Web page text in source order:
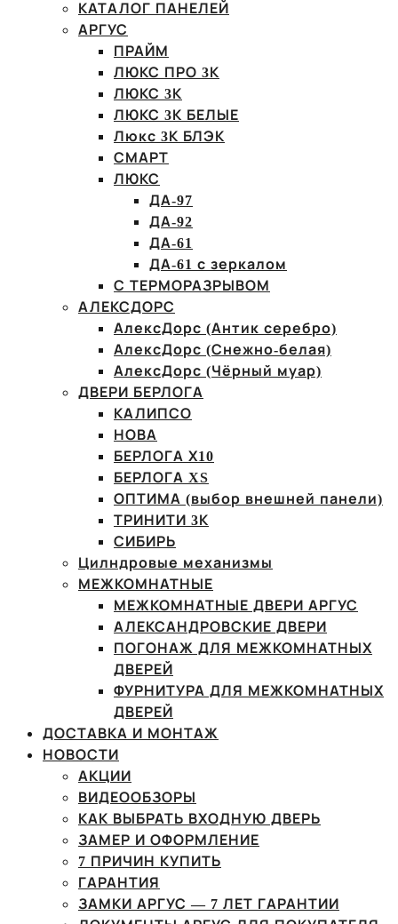
КАТАЛОГ ПАНЕЛЕЙ
АРГУС
ПРАЙМ
ЛЮКС ПРО 3К
ЛЮКС 3К
ЛЮКС 3К БЕЛЫЕ
Люкс 3К БЛЭК
СМАРТ
ЛЮКС
ДА-97
ДА-92
ДА-61
ДА-61 с зеркалом
С ТЕРМОРАЗРЫВОМ
АЛЕКСДОРС
АлексДорс (Антик серебро)
АлексДорс (Снежно-белая)
АлексДорс (Чёрный муар)
ДВЕРИ БЕРЛОГА
КАЛИПСО
НОВА
БЕРЛОГА Х10
БЕРЛОГА XS
ОПТИМА (выбор внешней панели)
ТРИНИТИ 3К
СИБИРЬ
Цилндровые механизмы
МЕЖКОМНАТНЫЕ
МЕЖКОМНАТНЫЕ ДВЕРИ АРГУС
АЛЕКСАНДРОВСКИЕ ДВЕРИ
ПОГОНАЖ ДЛЯ МЕЖКОМНАТНЫХ
ДВЕРЕЙ
ФУРНИТУРА ДЛЯ МЕЖКОМНАТНЫХ
ДВЕРЕЙ
ДОСТАВКА И МОНТАЖ
НОВОСТИ
АКЦИИ
ВИДЕООБЗОРЫ
КАК ВЫБРАТЬ ВХОДНУЮ ДВЕРЬ
ЗАМЕР И ОФОРМЛЕНИЕ
7 ПРИЧИН КУПИТЬ
ГАРАНТИЯ
ЗАМКИ АРГУС — 7 ЛЕТ ГАРАНТИИ